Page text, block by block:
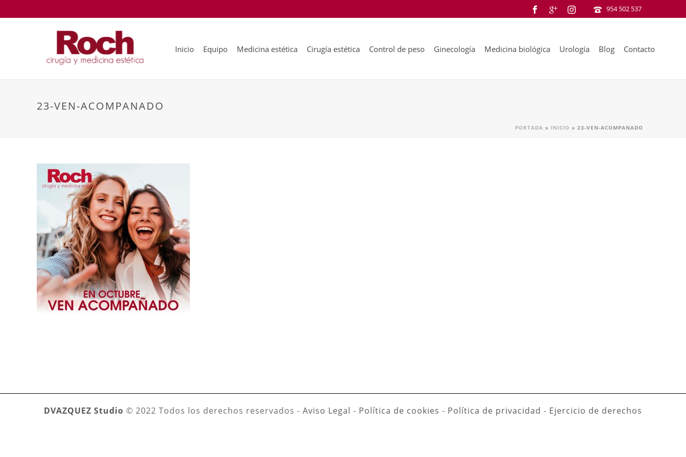
954 502 537
Inicio Equipo Medicina estética Cirugía estética Control de peso Ginecología Medicina biológica Urología Blog Contacto
23-VEN-ACOMPANADO
PORTADA » INICIO » 23-VEN-ACOMPANADO
DVAZQUEZ Studio © 2022 Todos los derechos reservados - Aviso Legal - Política de cookies - Política de privacidad - Ejercicio de derechos